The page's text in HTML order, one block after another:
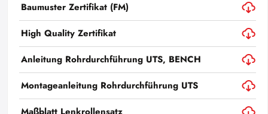
Baumuster Zertifikat (FM)
High Quality Zertifikat
Anleitung Rohrdurchführung UTS, BENCH
Montageanleitung Rohrdurchführung UTS